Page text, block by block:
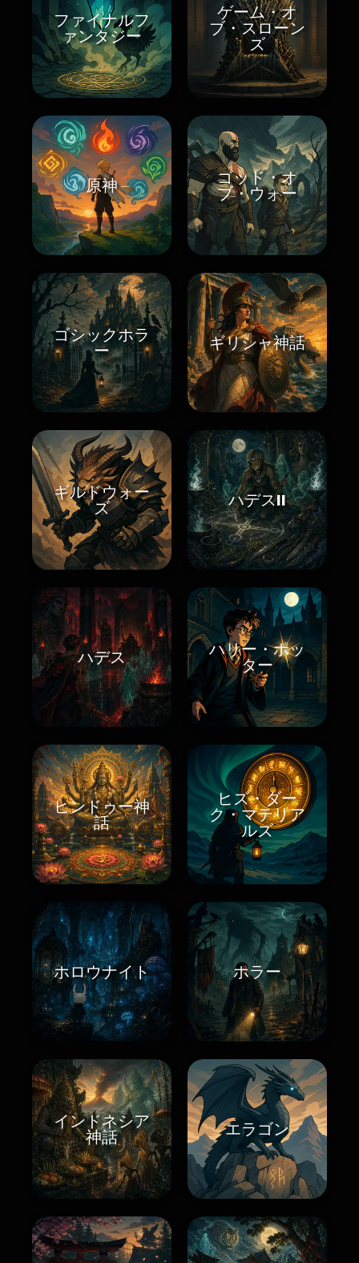
ファイナルフ
ァンタジー
ゲーム・オ
ブ・スローン
ズ
原神
ゴッド・オ
ブ・ウォー
ゴシックホラ
ー
ギリシャ神話
ギルドウォー
ズ
ハデスII
ハデス
ハリー・ポッ
ター
ヒンドゥー神
話
ヒズ・ダー
ク・マテリア
ルズ
ホロウナイト ホラー
インドネシア
神話
エラゴン